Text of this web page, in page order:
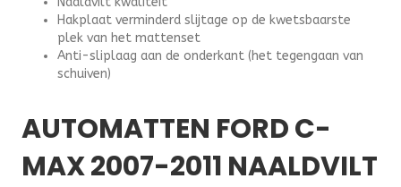
Hakplaat verminderd slijtage op de kwetsbaarste
plek van het mattenset
Anti-sliplaag aan de onderkant (het tegengaan van
schuiven)
AUTOMATTEN FORD C-
MAX 2007-2011 NAALDVILT